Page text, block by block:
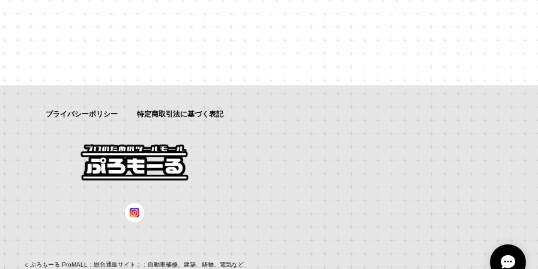
プライバシーポリシー 特定商取引法に基づく表記
c ぷろもーる ProMALL：総合通販サイト：：自動車補修、建築、鋳物、電気など